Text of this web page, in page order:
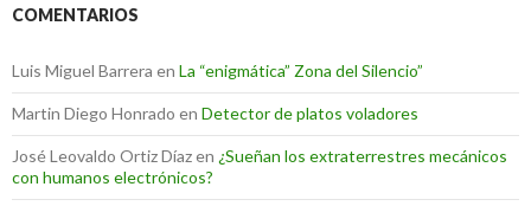
COMENTARIOS
Luis Miguel Barrera en La “enigmática” Zona del Silencio”
Martin Diego Honrado en Detector de platos voladores
José Leovaldo Ortiz Díazen ¿Sueñan los extraterrestres mecánicos
con humanos electrónicos?